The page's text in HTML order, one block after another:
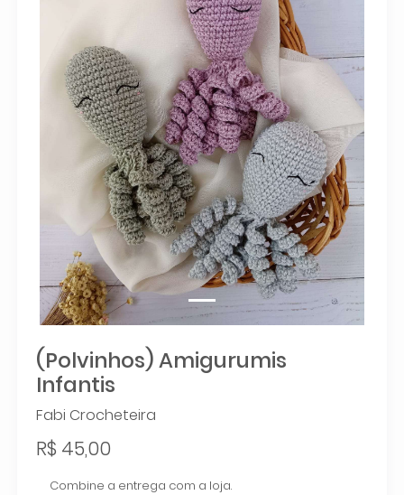
(Polvinhos) Amigurumis
Infantis
Fabi Crocheteira
R$ 45,00
Combine a entrega com a loja.